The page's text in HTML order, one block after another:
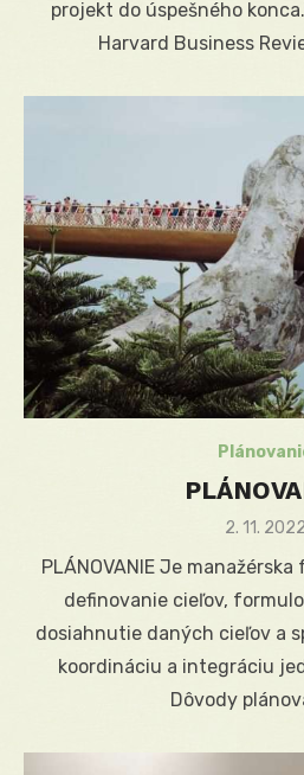
projekt do úspešného
Harvard Business
Posted
2. 11. 2022
PLÁNOVANIE Je
definovanie cieľov,
dosiahnutie daných cieľov a
koordináciu a integráciu
Dôvody